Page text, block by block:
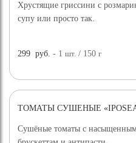
Хрустящие гриссини с
супу или просто так.
299 руб. - 1шт. / 150г
ТОМАТЫ СУШЕНЫЕ
Сушёные томаты с